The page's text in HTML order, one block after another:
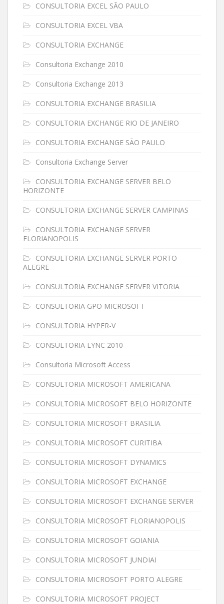
CONSULTORIA EXCEL SÃO PAULO
CONSULTORIA EXCEL VBA
CONSULTORIA EXCHANGE
Consultoria Exchange 2010
Consultoria Exchange 2013
CONSULTORIA EXCHANGE BRASILIA
CONSULTORIA EXCHANGE RIO DE JANEIRO
CONSULTORIA EXCHANGE SÃO PAULO
Consultoria Exchange Server
CONSULTORIA EXCHANGE SERVER BELO
HORIZONTE
CONSULTORIA EXCHANGE SERVER CAMPINAS
CONSULTORIA EXCHANGE SERVER
FLORIANOPOLIS
CONSULTORIA EXCHANGE SERVER PORTO
ALEGRE
CONSULTORIA EXCHANGE SERVER VITORIA
CONSULTORIA GPO MICROSOFT
CONSULTORIA HYPER-V
CONSULTORIA LYNC 2010
Consultoria Microsoft Access
CONSULTORIA MICROSOFT AMERICANA
CONSULTORIA MICROSOFT BELO HORIZONTE
CONSULTORIA MICROSOFT BRASILIA
CONSULTORIA MICROSOFT CURITIBA
CONSULTORIA MICROSOFT DYNAMICS
CONSULTORIA MICROSOFT EXCHANGE
CONSULTORIA MICROSOFT EXCHANGE SERVER
CONSULTORIA MICROSOFT FLORIANOPOLIS
CONSULTORIA MICROSOFT GOIANIA
CONSULTORIA MICROSOFT JUNDIAI
CONSULTORIA MICROSOFT PORTO ALEGRE
CONSULTORIA MICROSOFT PROJECT